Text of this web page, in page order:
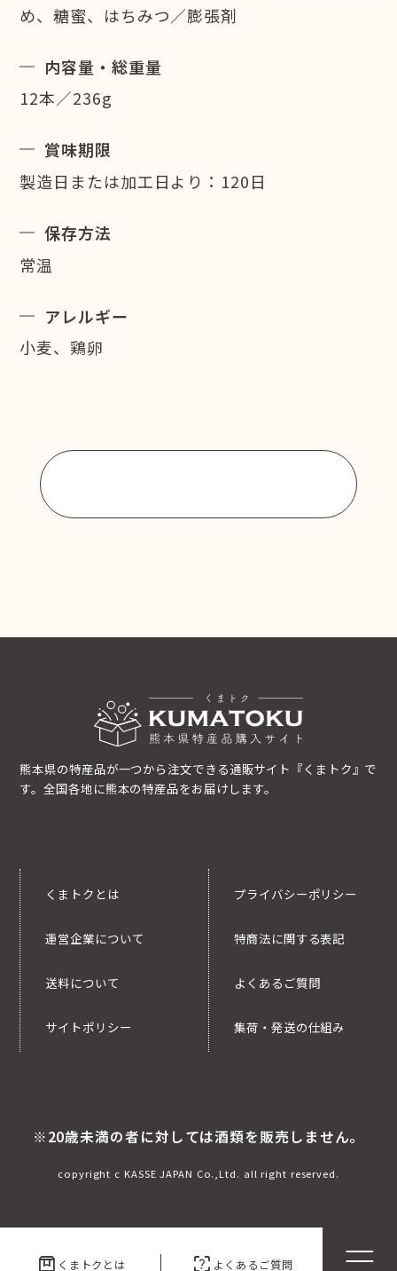
box くまトクとは indeterminate_question_box よくあるご質問
め、糖蜜、はちみつ／膨張剤
内容量・総重量
12本／236g
賞味期限
製造日または加工日より：120日
保存方法
常温
アレルギー
小麦、鶏卵
熊本県の特産品が一つから注文できる通販サイト『くまトク』で
す。全国各地に熊本の特産品をお届けします。
くまトクとは
運営企業について
送料について
サイトポリシー
プライバシーポリシー
特商法に関する表記
よくあるご質問
集荷・発送の仕組み
※20歳未満の者に対しては酒類を販売しません。
copyright c KASSE JAPAN Co.,Ltd. all right reserved.